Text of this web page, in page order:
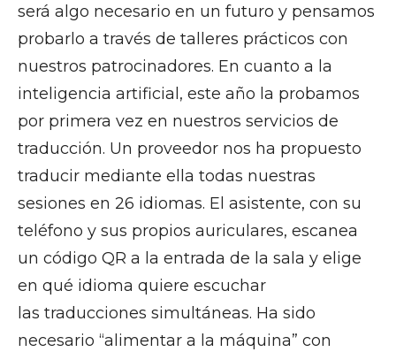
será algo necesario en un futuro y pensamos
probarlo a través de talleres prácticos con
nuestros patrocinadores. En cuanto a la
inteligencia artificial, este año la probamos
por primera vez en nuestros servicios de
traducción. Un proveedor nos ha propuesto
traducir mediante ella todas nuestras
sesiones en 26 idiomas. El asistente, con su
teléfono y sus propios auriculares, escanea
un código QR a la entrada de la sala y elige
en qué idioma quiere escuchar
las traducciones simultáneas. Ha sido
necesario “alimentar a la máquina” con